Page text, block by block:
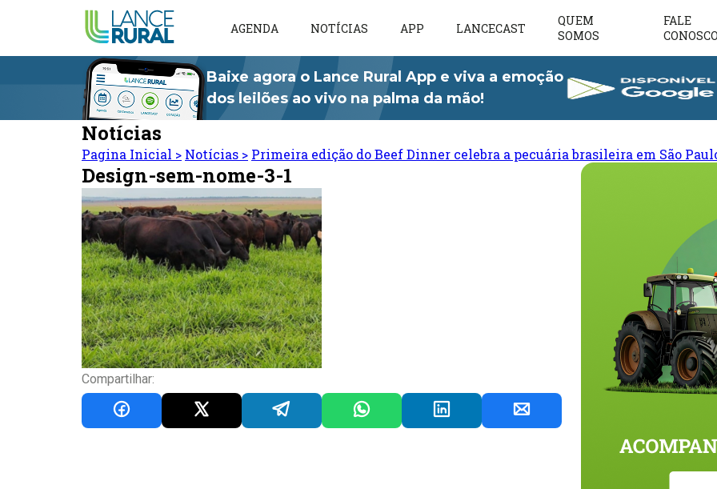
AGENDA NOTÍCIAS APP LANCECAST
QUEM
SOMOS
FALE
CONOSCO
Baixe agora o Lance Rural App e viva a emoção
dos leilões ao vivo na palma da mão!
Notícias
Pagina Inicial > Notícias > Primeira edição do Beef Dinner celebra a pecuária brasileira em São
Design-sem-nome-3-1
Compartilhar: